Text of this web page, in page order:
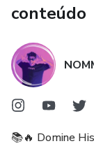
conteúdo
📚🔥 Domine